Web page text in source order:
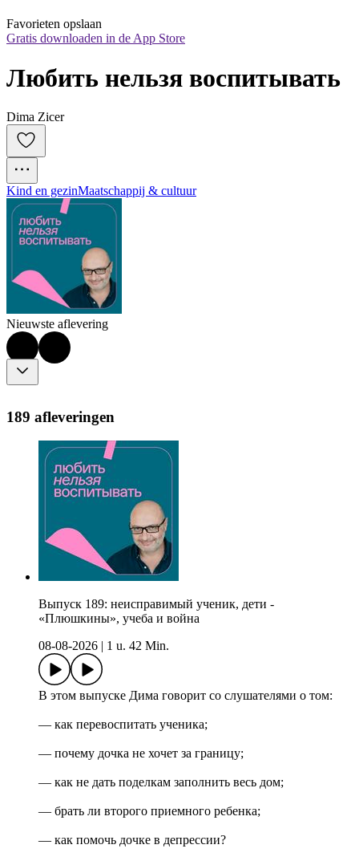
Favorieten opslaan
Gratis downloaden in de App Store
Любить нельзя воспитывать
Dima Zicer
Kind en gezinMaatschappij & cultuur
Nieuwste aflevering
189 afleveringen
Выпуск 189: неисправимый ученик, дети -
«Плюшкины», учеба и война
08-08-2026
1 u. 42 Min.
В этом выпуске Дима говорит со слушателями о том:
— как перевоспитать ученика;
— почему дочка не хочет за границу;
— как не дать поделкам заполнить весь дом;
— брать ли второго приемного ребенка;
— как помочь дочке в депрессии?